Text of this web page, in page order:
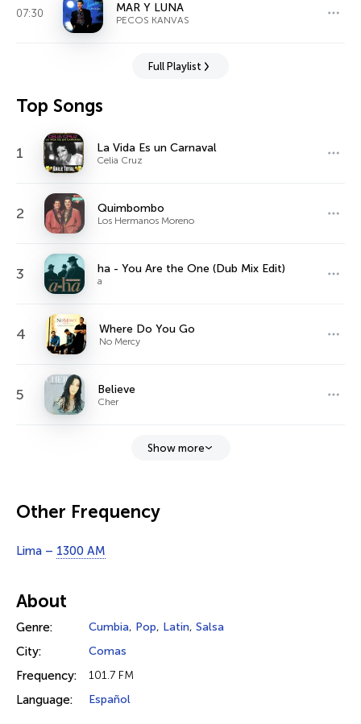
07:30 MAR Y LUNA
PECOS KANVAS
Full Playlist
Top Songs
1 La Vida Es un Carnaval
Celia Cruz
2 Quimbombo
Los Hermanos Moreno
3 ha - You Are the One (Dub Mix Edit)
a
4 Where Do You Go
No Mercy
5 Believe
Cher
Show more
Other Frequency
Lima – 1300 AM
About
Genre: Cumbia, Pop, Latin, Salsa
City: Comas
Frequency: 101.7 FM
Language: Español